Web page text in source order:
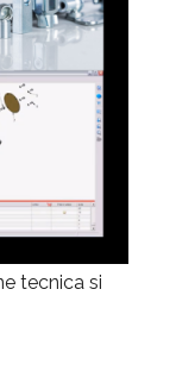
tecnica si